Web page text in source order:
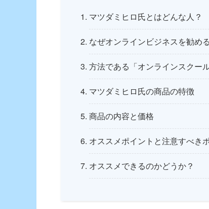
マツダミヒロ氏とはどんな人？
なぜオンラインビジネスを勧め
方法である「オンラインスクー
マツダミヒロ氏の商品の特徴
商品の内容と価格
オススメポイントと注意すべき
オススメできるのかどうか？